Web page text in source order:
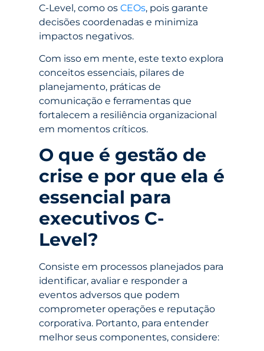
C-Level, como os CEOs, pois garante
decisões coordenadas e minimiza
impactos negativos.
Com isso em mente, este texto explora
conceitos essenciais, pilares de
planejamento, práticas de
comunicação e ferramentas que
fortalecem a resiliência organizacional
em momentos críticos.
O que é gestão de
crise e por que ela é
essencial para
executivos C-
Level?
Consiste em processos planejados para
identificar, avaliar e responder a
eventos adversos que podem
comprometer operações e reputação
corporativa. Portanto, para entender
melhor seus componentes, considere: